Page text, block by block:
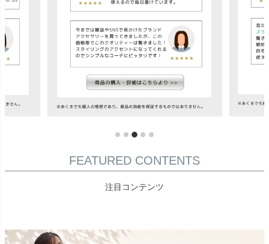
FEATURED CONTENTS
注目コンテンツ